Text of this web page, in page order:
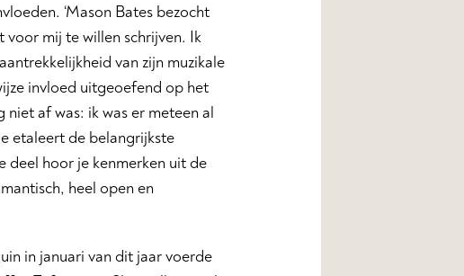
‘Mason Bates bezocht
voor mij te willen schrijven. Ik
van zijn muzikale
invloed uitgeoefend op het
af was: ik was er meteen al
etaleert de belangrijkste
deel hoor je kenmerken uit de
heel open en
in januari van dit jaar voerde